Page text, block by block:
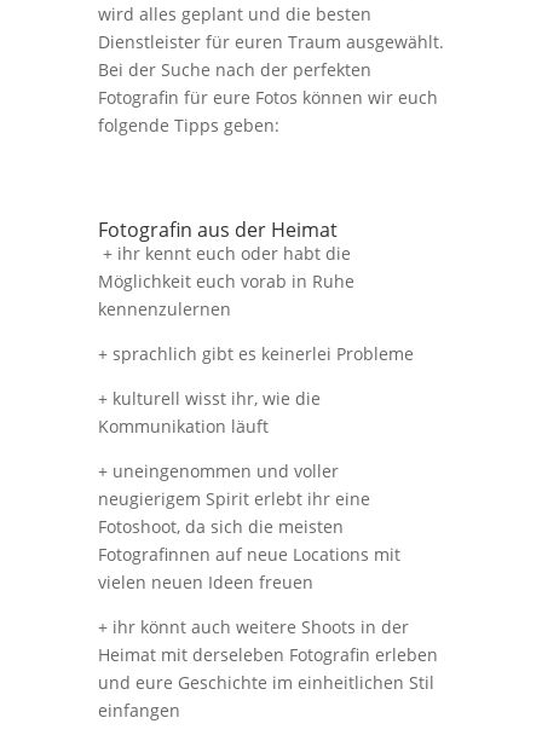
wird alles geplant und die besten
Dienstleister für euren Traum ausgewählt.
Bei der Suche nach der perfekten
Fotografin für eure Fotos können wir euch
folgende Tipps geben:
Fotografin aus der Heimat
+ ihr kennt euch oder habt die
Möglichkeit euch vorab in Ruhe
kennenzulernen
+ sprachlich gibt es keinerlei Probleme
+ kulturell wisst ihr, wie die
Kommunikation läuft
+ uneingenommen und voller
neugierigem Spirit erlebt ihr eine
Fotoshoot, da sich die meisten
Fotografinnen auf neue Locations mit
vielen neuen Ideen freuen
+ ihr könnt auch weitere Shoots in der
Heimat mit derseleben Fotografin erleben
und eure Geschichte im einheitlichen Stil
einfangen